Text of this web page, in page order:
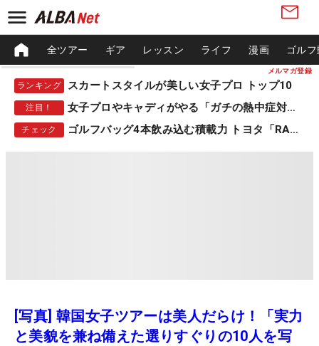
メルマガ登録
全ツアー ギア レッスン ライフ 漫画 ゴル
ランキング スカートスタイルが美しい女子プロ トップ10
注目！ 女子プロやキャディがやる「ガチの熱中症対策」
チェック ゴルフバッグ4本飲み込む積載力 トヨタ「RAV4」
[写真] 韓国女子ツアーは美人だらけ！「実力
と美貌を兼ね備えた選りすぐりの10人を写